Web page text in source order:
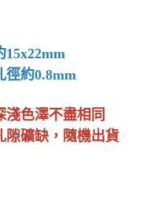
15x22mm
徑約0.8mm
淺色澤不盡相同
隙礦缺，隨機出貨